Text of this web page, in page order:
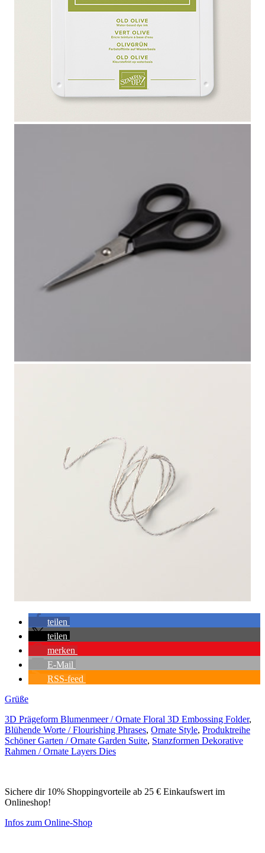
teilen
teilen
merken
E-Mail
RSS-feed
Grüße
3D Prägeform Blumenmeer / Ornate Floral 3D Embossing Folder,
Blühende Worte / Flourishing Phrases, Ornate Style, Produktreihe
Schöner Garten / Ornate Garden Suite, Stanzformen Dekorative
Rahmen / Ornate Layers Dies
Sichere dir 10% Shoppingvorteile ab 25 € Einkaufswert im
Onlineshop!
Infos zum Online-Shop